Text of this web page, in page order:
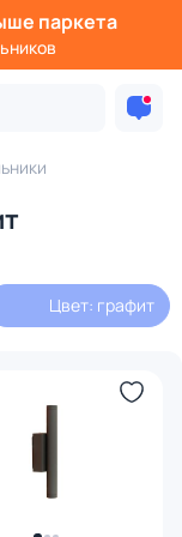
паркета
Цвет: графит